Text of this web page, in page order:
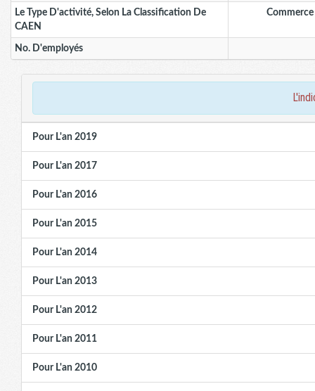
Le Type D'activité, Selon La Classification De
CAEN
No. D'employés
Pour L'an 2019
Pour L'an 2017
Pour L'an 2016
Pour L'an 2015
Pour L'an 2014
Pour L'an 2013
Pour L'an 2012
Pour L'an 2011
Pour L'an 2010